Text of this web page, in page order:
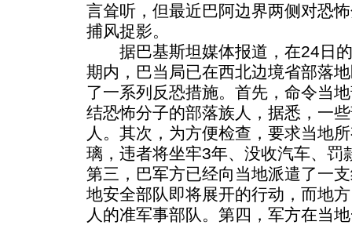
言耸听，但最近巴阿边界两侧对恐
捕风捉影。
据巴基斯坦媒体报道，在24日的
期内，巴当局已在西北边境省部落
了一系列反恐措施。首先，命令当
结恐怖分子的部落族人，据悉，一
人。其次，为方便检查，要求当地
璃，违者将坐牢3年、没收汽车、罚
第三，巴军方已经向当地派遣了一
地安全部队即将展开的行动，而地
人的准军事部队。第四，军方在当